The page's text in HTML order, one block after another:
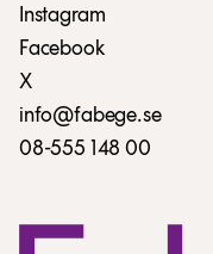
Instagram
Facebook
X
info@fabege.se
08-555 148 00